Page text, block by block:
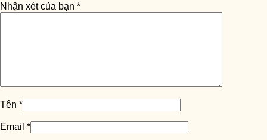
Nhận xét của bạn *
Tên *
Email *